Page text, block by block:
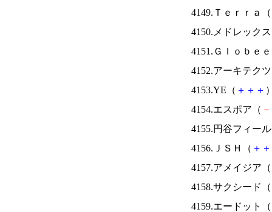
4149.Ｔｅｒｒａ（
4150.メドレック
4151.Ｇｌｏｂｅ
4152.アーキテク
4153.YE（ ＋ ＋ ＋
4154.エスポア（ －
4155.円谷フィー
4156.ＪＳＨ（ ＋ ＋
4157.アメイジア（
4158.サクシード（
4159.エードット（